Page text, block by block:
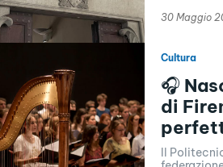
30 Maggio
Cultura
🎧
di
Il